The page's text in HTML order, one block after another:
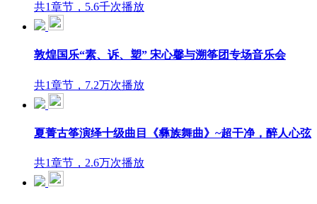
共1章节，5.6千次播放
敦煌国乐“素、诉、塑” 宋心馨与溯筝团专场音乐会
共1章节，7.2万次播放
夏菁古筝演绎十级曲目《彝族舞曲》~超干净，醉人心弦
共1章节，2.6万次播放